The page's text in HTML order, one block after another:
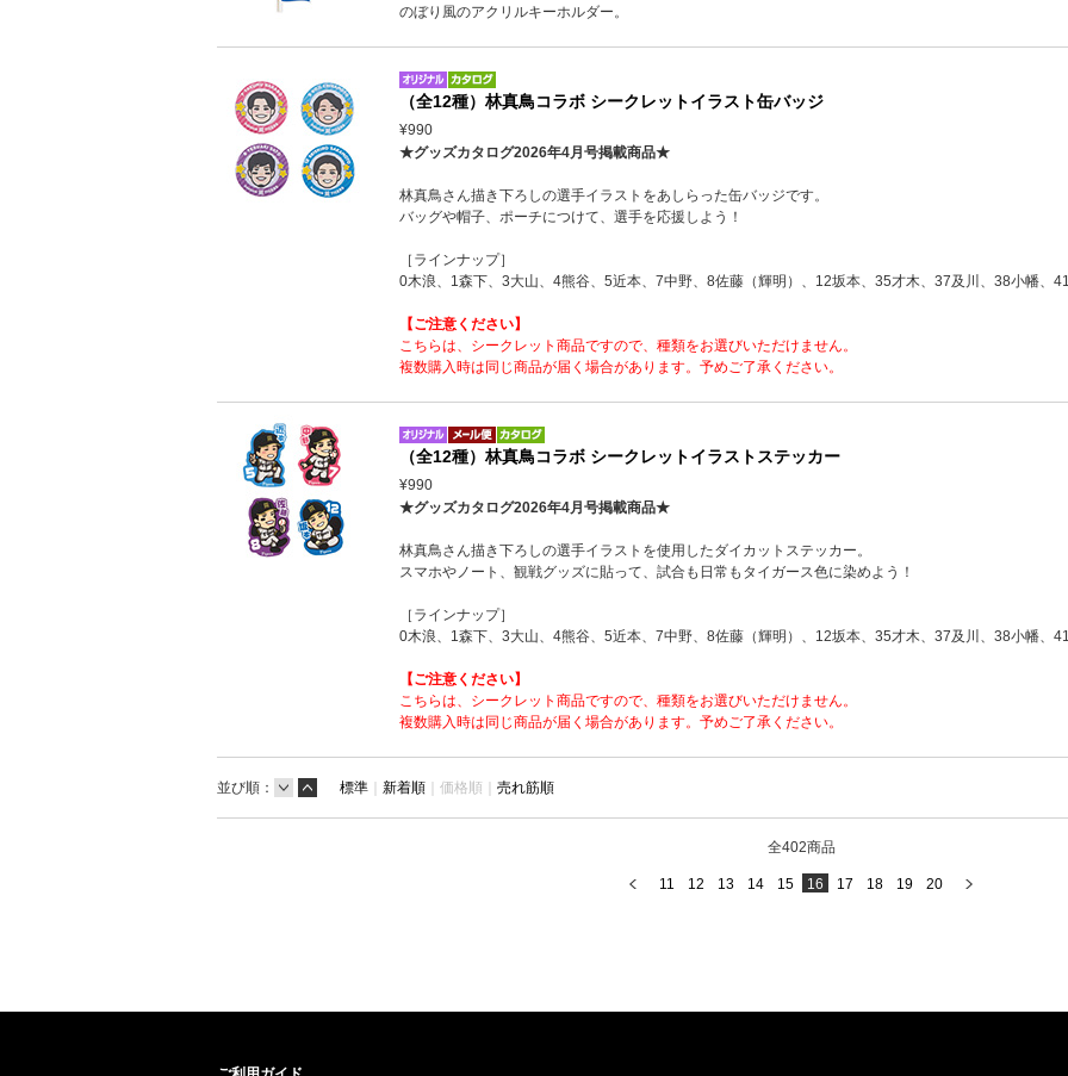
のぼり風のアクリルキーホルダー。
（全12種）林真鳥コラボ シークレットイラスト缶バッジ
¥990
★グッズカタログ2026年4月号掲載商品★
林真鳥さん描き下ろしの選手イラストをあしらった缶バッジです。
バッグや帽子、ポーチにつけて、選手を応援しよう！
［ラインナップ］
0木浪、1森下、3大山、4熊谷、5近本、7中野、8佐藤（輝明）、12坂本、35才木、37及川、38小幡、
【ご注意ください】
こちらは、シークレット商品ですので、種類をお選びいただけません。
複数購入時は同じ商品が届く場合があります。予めご了承ください。
（全12種）林真鳥コラボ シークレットイラストステッカー
¥990
★グッズカタログ2026年4月号掲載商品★
林真鳥さん描き下ろしの選手イラストを使用したダイカットステッカー。
スマホやノート、観戦グッズに貼って、試合も日常もタイガース色に染めよう！
［ラインナップ］
0木浪、1森下、3大山、4熊谷、5近本、7中野、8佐藤（輝明）、12坂本、35才木、37及川、38小幡、
【ご注意ください】
こちらは、シークレット商品ですので、種類をお選びいただけません。
複数購入時は同じ商品が届く場合があります。予めご了承ください。
並び順： 標準 ｜ 新着順 ｜ 価格順｜ 売れ筋順
全402商品
11 12 13 14 15 16 17 18 19 20